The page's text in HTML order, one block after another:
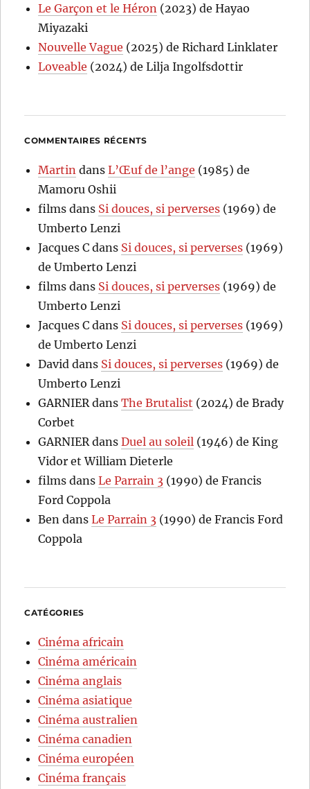
Le Garçon et le Héron (2023) de Hayao
Miyazaki
Nouvelle Vague (2025) de Richard Linklater
Loveable (2024) de Lilja Ingolfsdottir
COMMENTAIRES RÉCENTS
Martin dansL’Œuf de l’ange (1985) de
Mamoru Oshii
films dans Si douces, si perverses (1969) de
Umberto Lenzi
Jacques C dans Si douces, si perverses (1969)
de Umberto Lenzi
films dans Si douces, si perverses (1969) de
Umberto Lenzi
Jacques C dans Si douces, si perverses (1969)
de Umberto Lenzi
David dans Si douces, si perverses (1969) de
Umberto Lenzi
GARNIER dansThe Brutalist (2024) de Brady
Corbet
GARNIER dansDuel au soleil (1946) de King
Vidor et William Dieterle
films dansLe Parrain 3 (1990) de Francis
Ford Coppola
Ben dansLe Parrain 3 (1990) de Francis Ford
Coppola
CATÉGORIES
Cinéma africain
Cinéma américain
Cinéma anglais
Cinéma asiatique
Cinéma australien
Cinéma canadien
Cinéma européen
Cinéma français